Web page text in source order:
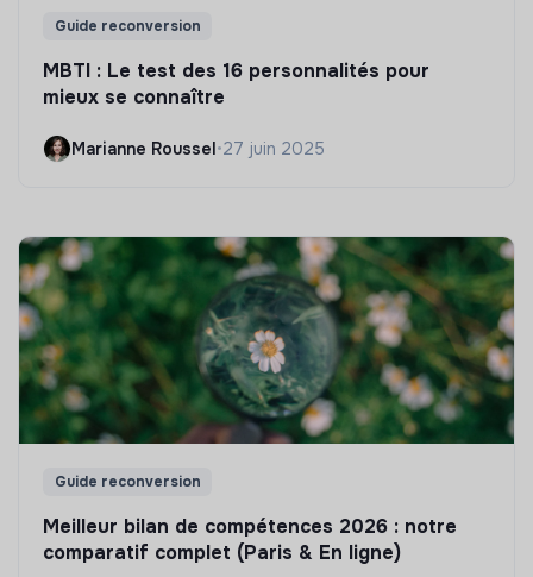
Guide reconversion
MBTI : Le test des 16 personnalités pour
mieux se connaître
Marianne Roussel•27 juin 2025
Guide reconversion
Meilleur bilan de compétences 2026 : notre
comparatif complet (Paris & En ligne)